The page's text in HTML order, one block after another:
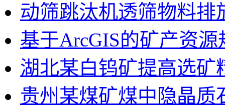
动筛跳汰机透筛物料排
基于ArcGIS的矿产资
湖北某白钨矿提高选矿
贵州某煤矿煤中隐晶质